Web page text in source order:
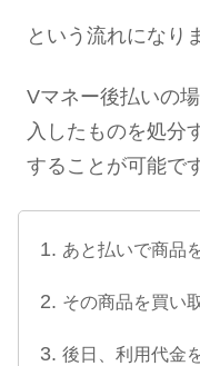
という流れになり
Vマネー後払いの
入したものを処分
することが可能で
あと払いで商品
その商品を買い
後日、利用代金